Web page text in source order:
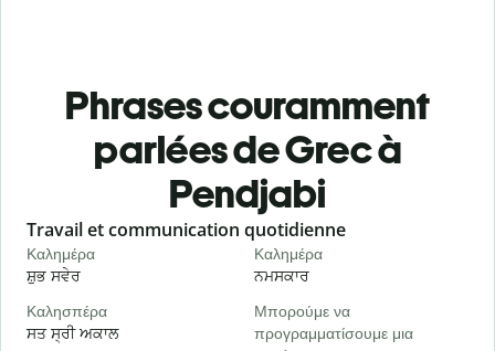
Phrases couramment
parlées de Grec à
Pendjabi
Slide 1 of 6
Travail et communication quotidienne
Καλημέρα
ਸ਼ੁਭ ਸਵੇਰ
Καλημέρα
ਨਮਸਕਾਰ
Καλησπέρα
ਸਤ ਸ੍ਰੀ ਅਕਾਲ
Μπορούμε να
προγραμματίσουμε μια